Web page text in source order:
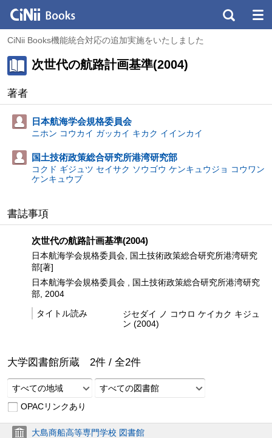
CiNii Books機能統合対応の追加実施をいたしました
次世代の航路計画基準(2004)
著者
日本航海学会規格委員会
ニホン コウカイ ガッカイ キカク イインカイ
国土技術政策総合研究所港湾研究部
コクド ギジュツ セイサク ソウゴウ ケンキュウジョ コウワン
ケンキュウブ
書誌事項
次世代の航路計画基準(2004)
日本航海学会規格委員会, 国土技術政策総合研究所港湾研究
部[著]
日本航海学会規格委員会 , 国土技術政策総合研究所港湾研究
部, 2004
タイトル読み
ジセダイ ノ コウロ ケイカク キジュ
ン (2004)
大学図書館所蔵 2件 / 全2件
すべての地域
すべての図書館
OPACリンクあり
大島商船高等専門学校 図書館